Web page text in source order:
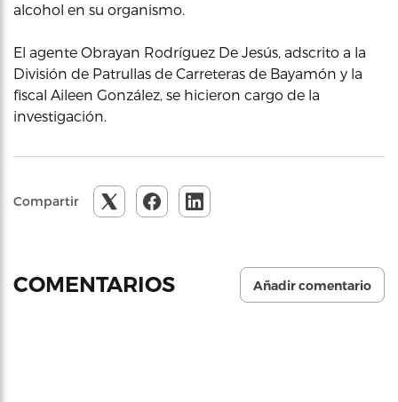
alcohol en su organismo.
El agente Obrayan Rodríguez De Jesús, adscrito a la
División de Patrullas de Carreteras de Bayamón y la
fiscal Aileen González, se hicieron cargo de la
investigación.
Compartir
COMENTARIOS Añadir comentario